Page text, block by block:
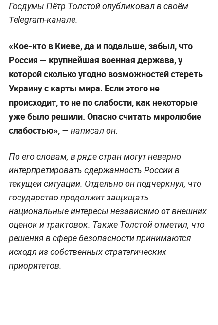
Госдумы Пётр Толстой опубликовал в своём
Telegram-канале.
«Кое-кто в Киеве, да и подальше, забыл, что
Россия — крупнейшая военная держава, у
которой сколько угодно возможностей стереть
Украину с карты мира. Если этого не
происходит, то не по слабости, как некоторые
уже было решили. Опасно считать миролюбие
слабостью»,— написал он.
По его словам, в ряде стран могут неверно
интерпретировать сдержанность России в
текущей ситуации. Отдельно он подчеркнул, что
государство продолжит защищать
национальные интересы независимо от внешних
оценок и трактовок. Также Толстой отметил, что
решения в сфере безопасности принимаются
исходя из собственных стратегических
приоритетов.